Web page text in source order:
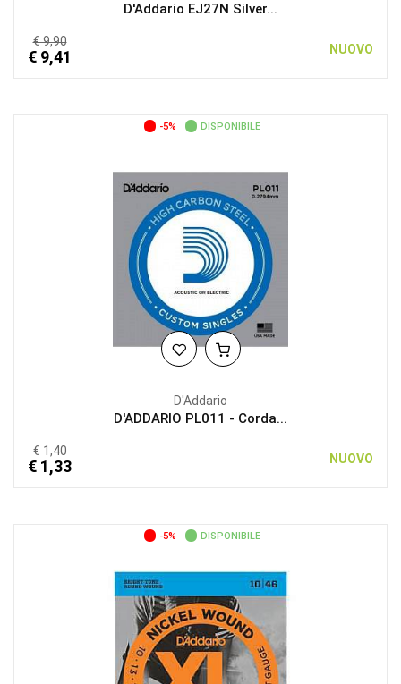
D'Addario EJ27N Silver...
€ 9,90
€ 9,41 NUOVO
-5% DISPONIBILE
D'Addario
D'ADDARIO PL011 - Corda...
€ 1,40
€ 1,33 NUOVO
-5% DISPONIBILE